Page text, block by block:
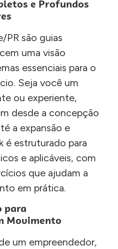
e Profundos
PR são guias
uma visão
essenciais para o
Seja você um
ou experiente,
desde a concepção
a expansão e
é estruturado para
e aplicáveis, com
que ajudam a
em prática.
para
Movimento
um empreendedor,